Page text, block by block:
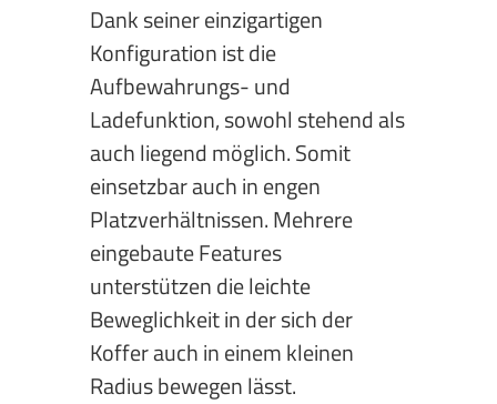
Dank seiner einzigartigen
Konfiguration ist die
Aufbewahrungs- und
Ladefunktion, sowohl stehend als
auch liegend möglich. Somit
einsetzbar auch in engen
Platzverhältnissen. Mehrere
eingebaute Features
unterstützen die leichte
Beweglichkeit in der sich der
Koffer auch in einem kleinen
Radius bewegen lässt.